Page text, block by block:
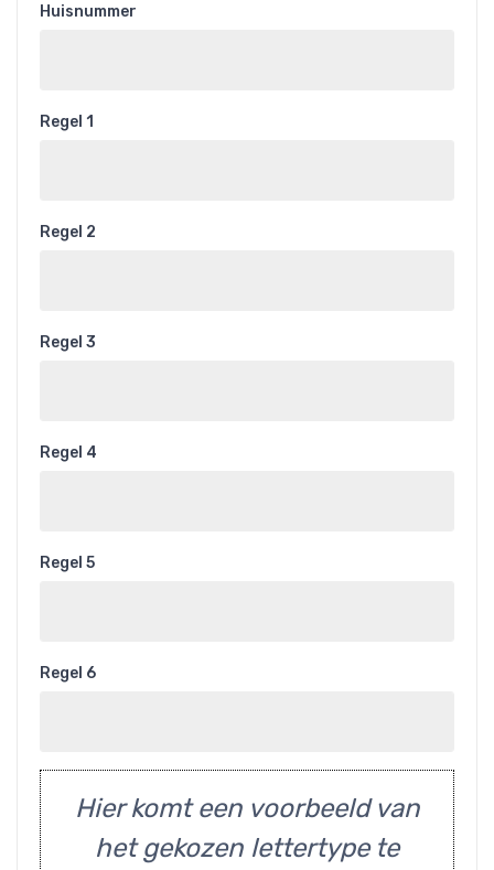
Huisnummer
Regel 1
Regel 2
Regel 3
Regel 4
Regel 5
Regel 6
Hier komt een voorbeeld van
het gekozen lettertype te